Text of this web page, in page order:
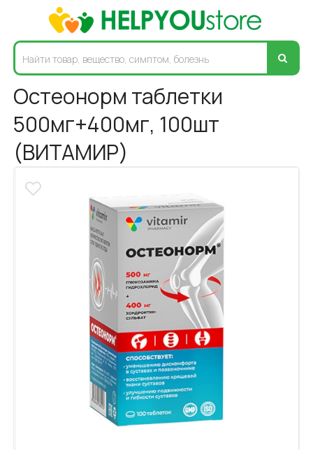
Остеонорм таблетки
500мг+400мг, 100шт
(ВИТАМИР)